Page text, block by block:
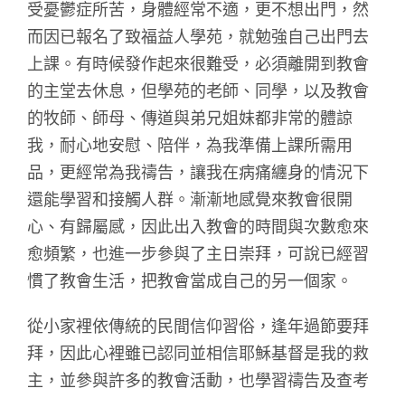
受憂鬱症所苦，身體經常不適，更不想出門，然
而因已報名了致福益人學苑，就勉強自己出門去
上課。有時候發作起來很難受，必須離開到教會
的主堂去休息，但學苑的老師、同學，以及教會
的牧師、師母、傳道與弟兄姐妹都非常的體諒
我，耐心地安慰、陪伴，為我準備上課所需用
品，更經常為我禱告，讓我在病痛纏身的情況下
還能學習和接觸人群。漸漸地感覺來教會很開
心、有歸屬感，因此出入教會的時間與次數愈來
愈頻繁，也進一步參與了主日崇拜，可說已經習
慣了教會生活，把教會當成自己的另一個家。
從小家裡依傳統的民間信仰習俗，逢年過節要拜
拜，因此心裡雖已認同並相信耶穌基督是我的救
主，並參與許多的教會活動，也學習禱告及查考